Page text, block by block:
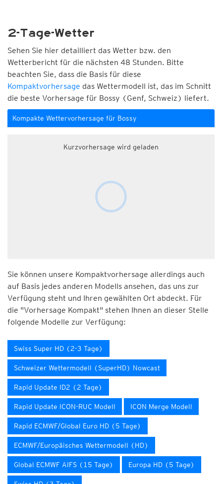
2-Tage-Wetter
Sehen Sie hier detailliert das Wetter bzw. den
Wetterbericht für die nächsten 48 Stunden. Bitte
beachten Sie, dass die Basis für diese
Kompaktvorhersage das Wettermodell ist, das im Schnitt
die beste Vorhersage für Bossy (Genf, Schweiz) liefert.
Kompakte Wettervorhersage für Bossy
Kurzvorhersage wird geladen
Sie können unsere Kompaktvorhersage allerdings auch
auf Basis jedes anderen Modells ansehen, das uns zur
Verfügung steht und Ihren gewählten Ort abdeckt. Für
die "Vorhersage Kompakt" stehen Ihnen an dieser Stelle
folgende Modelle zur Verfügung:
Swiss Super HD (2-3 Tage)
Schweizer Wettermodell (SuperHD) Nowcast
Rapid Update ID2 (2 Tage)
Rapid Update ICON-RUC Modell ICON Merge Modell
Rapid ECMWF/Global Euro HD (5 Tage)
ECMWF/Europäisches Wettermodell (HD)
Global ECMWF AIFS (15 Tage) Europa HD (5 Tage)